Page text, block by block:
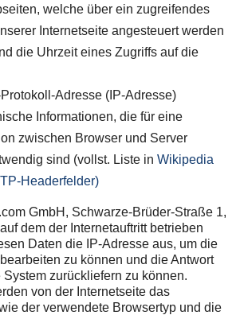
welche über ein zugreifendes
Internetseite angesteuert werden
die Uhrzeit eines Zugriffs auf die
Adresse (IP-Adresse)
Informationen, die für eine
zwischen Browser und Server
sind (vollst. Liste in Wikipedia
Headerfelder)
GmbH, Schwarze-Brüder-Straße 1,
dem der Internetauftritt betrieben
Daten die IP-Adresse aus, um die
zu können und die Antwort
zurückliefern zu können.
von der Internetseite das
der verwendete Browsertyp und die